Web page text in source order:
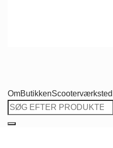
OmButikkenScooterværksted
Søg
efter: